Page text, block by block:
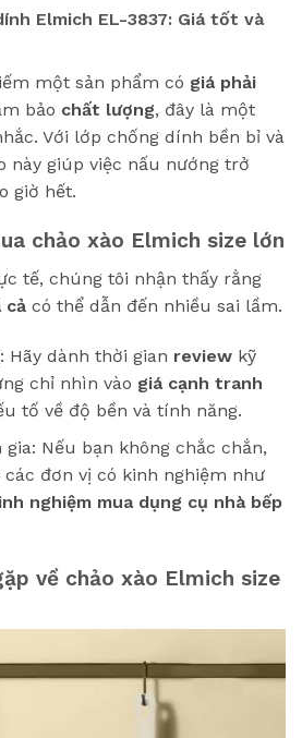
Elmich EL-3837: Giá tốt và
một sản phẩm có giá phải
bảo chất lượng, đây là một
Với lớp chống dính bền bỉ và
này giúp việc nấu nướng trở
giờ hết.
chảo xào Elmich size lớn
tế, chúng tôi nhận thấy rằng
cả có thể dẫn đến nhiều sai lầm.
Hãy dành thời gian reviewkỹ
chỉ nhìn vào giá cạnh tranh
tố về độ bền và tính năng.
Nếu bạn không chắc chắn,
các đơn vị có kinh nghiệm như
nghiệm mua dụng cụ nhà bếp
về chảo xào Elmich size